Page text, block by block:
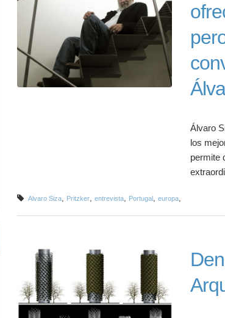
Álvaro
los
permite
Alvaro Siza, Pritzker, entrevista, Portugal, europa,